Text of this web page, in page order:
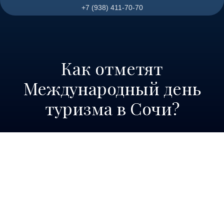
+7 (938) 411-70-70
Как отметят
Международный день
туризма в Сочи?